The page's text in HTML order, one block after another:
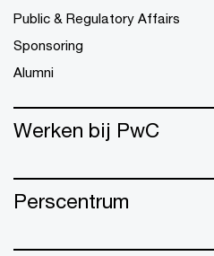
Public & Regulatory Affairs
Sponsoring
Alumni
Werken bij PwC
Perscentrum